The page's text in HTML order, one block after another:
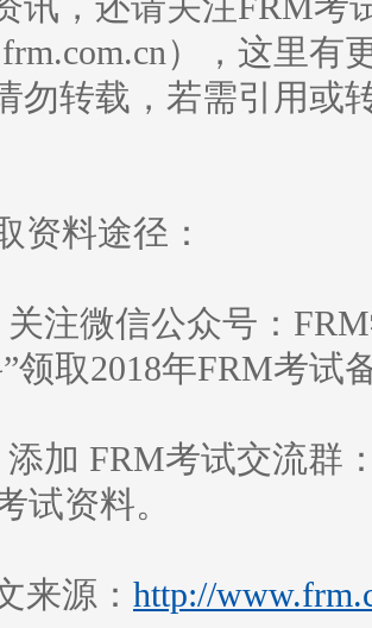
），这里
勿转载，若需引用或
资料途径：
注微信公众号：
领取2018年FRM考试
加 FRM考试交流群
试资料。
来源： http://